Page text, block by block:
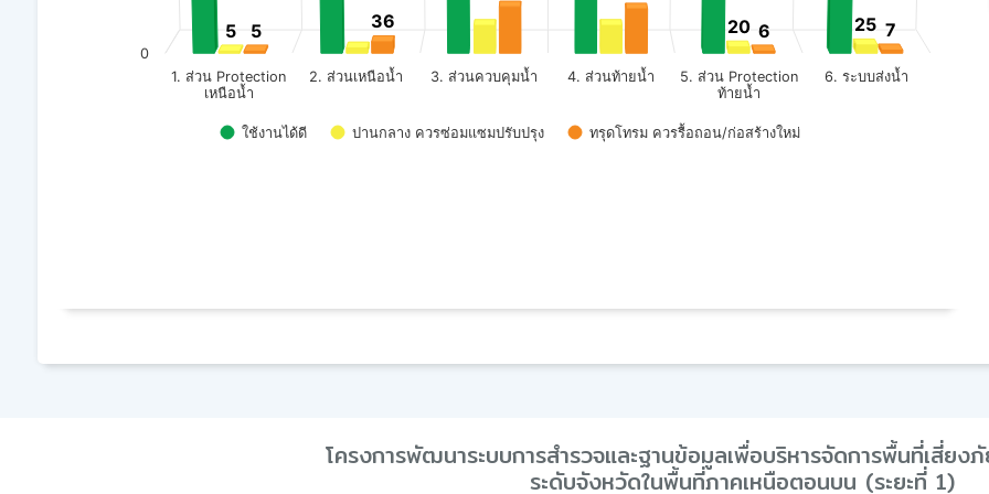
5
5 36
36
6
6 7
7
5
5 20
20 25
25
ใช้งานได้ดี ปานกลาง ควรซ่อมแซมปรับปรุง ทรุดโทรม ควรรื้อถอน/ก่อสร้างใหม่
1. ส่วน Protection
เหนือน้ำ
2. ส่วนเหนือน้ำ 3. ส่วนควบคุมน้ำ 4. ส่วนท้ายน้ำ 5. ส่วน Protection
ท้ายน้ำ
6. ระบบส่งน้ำ
0
โครงการพัฒนาระบบการสำรวจและฐานข้อมูลเพื่อบริหารจัดการพื้นที่เสี่ยง
ระดับจังหวัดในพื้นที่ภาคเหนือตอนบน (ระยะที่ 1)